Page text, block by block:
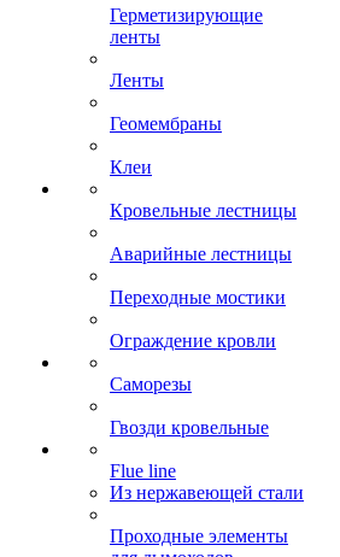
Герметизирующие
ленты
Ленты
Геомембраны
Клеи
Кровельные лестницы
Аварийные лестницы
Переходные мостики
Ограждение кровли
Саморезы
Гвозди кровельные
Flue line
Из нержавеющей стали
Проходные элементы